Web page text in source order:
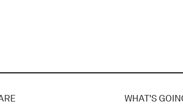
WHAT'S